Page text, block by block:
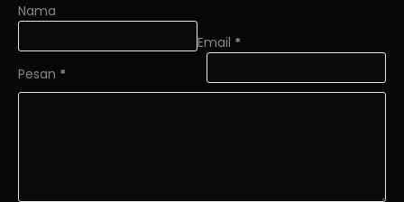
Nama
Email *
Pesan *